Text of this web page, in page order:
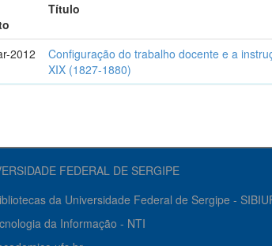
Título
2012
Configuração do trabalho docente e a
XIX (1827-1880)
FEDERAL DE SERGIPE
da Universidade Federal de Sergipe -
da Informação - NTI